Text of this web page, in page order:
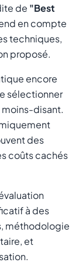
de "Best
en compte
techniques,
proposé.
encore
sélectionner
disant.
des
coûts cachés
à des
méthodologie
et